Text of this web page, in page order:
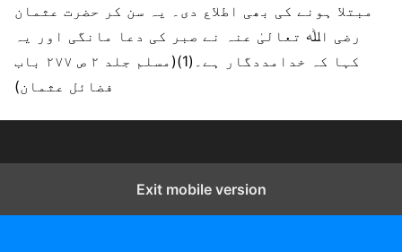
مبتلا ہونے کی بھی اطلاع دی۔ یہ سن کر حضرت عثمان
رضی اﷲ تعالیٰ عنہ نے صبر کی دعا مانگی اور یہ
کہا کہ خدامددگار ہے۔(1)(مسلم جلد ۲ ص ۲۷۷ باب
فضائل عثمان)
Exit mobile version